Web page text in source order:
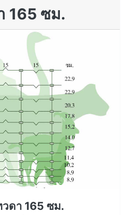
165 ซม.
ดา 165 ซม.